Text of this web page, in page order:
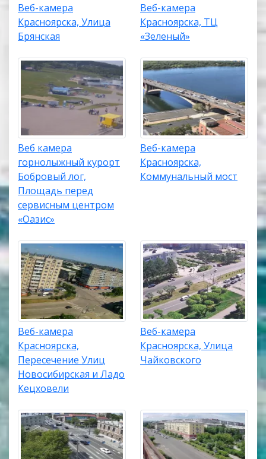
Веб-камера
Красноярска, Улица
Брянская
Веб-камера
Красноярска, ТЦ
«Зеленый»
Веб камера
горнолыжный курорт
Бобровый лог,
Площадь перед
сервисным центром
«Оазис»
Веб-камера
Красноярска,
Коммунальный мост
Веб-камера
Красноярска,
Пересечение Улиц
Новосибирская и Ладо
Кецховели
Веб-камера
Красноярска, Улица
Чайковского